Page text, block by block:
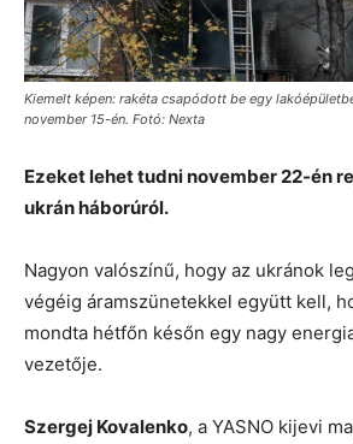
Kiemelt képen: rakéta csapódott be egy
november 15-én. Fotó: Nexta
Ezeket lehet tudni november 22-én
ukrán háborúról.
Nagyon valószínű, hogy az ukránok
végéig áramszünetekkel együtt kell,
mondta hétfőn későn egy nagy
vezetője.
Szergej Kovalenko, a YASNO kijevi